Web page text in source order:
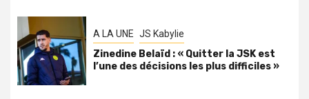
A LA UNE JS Kabylie
Zinedine Belaïd : « Quitter la JSK est
l’une des décisions les plus difficiles »